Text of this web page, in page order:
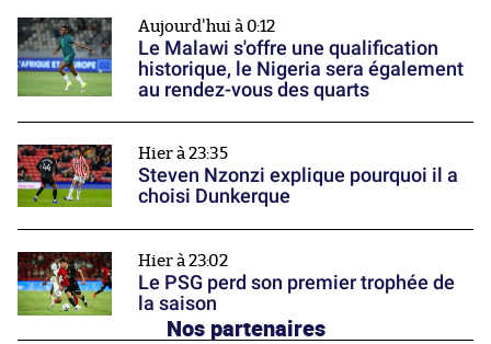
Aujourd'hui à 0:12
Le Malawi s'offre une qualification
historique, le Nigeria sera également
au rendez-vous des quarts
Hier à 23:35
Steven Nzonzi explique pourquoi il a
choisi Dunkerque
Hier à 23:02
Le PSG perd son premier trophée de
la saison
Nos partenaires